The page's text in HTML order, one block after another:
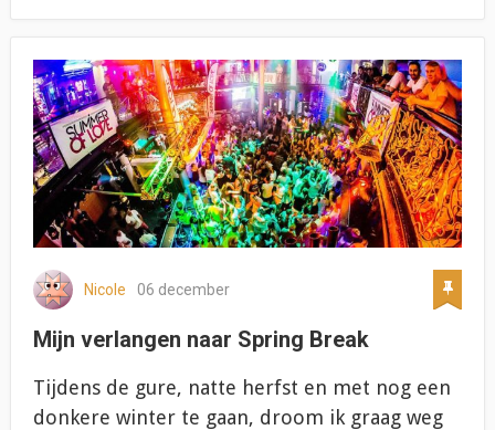
Nicole 06 december
Mijn verlangen naar Spring Break
Tijdens de gure, natte herfst en met nog een
donkere winter te gaan, droom ik graag weg